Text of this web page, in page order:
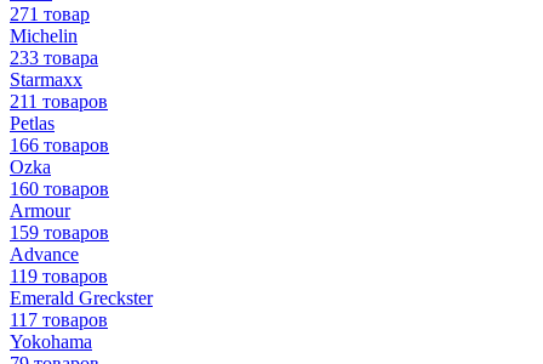
271 товар
Michelin
233 товара
Starmaxx
211 товаров
Petlas
166 товаров
Ozka
160 товаров
Armour
159 товаров
Advance
119 товаров
Emerald Greckster
117 товаров
Yokohama